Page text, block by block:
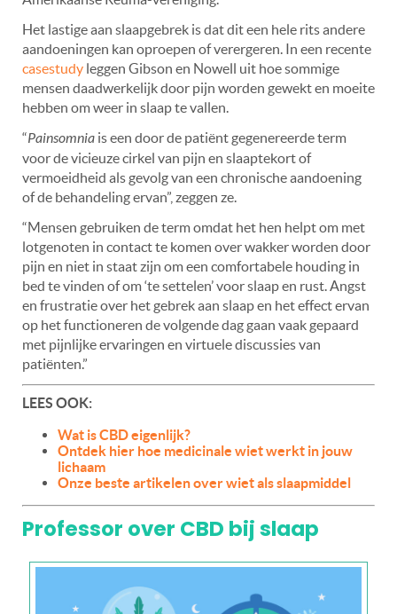
Het lastige aan slaapgebrek is dat dit een hele rits andere
aandoeningen kan oproepen of verergeren. In een recente
casestudy leggen Gibson en Nowell uit hoe sommige
mensen daadwerkelijk door pijn worden gewekt en moeite
hebben om weer in slaap te vallen.
“Painsomnia is een door de patiënt gegenereerde term
voor de vicieuze cirkel van pijn en slaaptekort of
vermoeidheid als gevolg van een chronische aandoening
of de behandeling ervan”, zeggen ze.
“Mensen gebruiken de term omdat het hen helpt om met
lotgenoten in contact te komen over wakker worden door
pijn en niet in staat zijn om een ​​comfortabele houding in
bed te vinden of om ‘te settelen’ voor slaap en rust. Angst
en frustratie over het gebrek aan slaap en het effect ervan
op het functioneren de volgende dag gaan vaak gepaard
met pijnlijke ervaringen en virtuele discussies van
patiënten.”
LEES OOK:
Wat is CBD eigenlijk?
Ontdek hier hoe medicinale wiet werkt in jouw
lichaam
Onze beste artikelen over wiet als slaapmiddel
Professor over CBD bij slaap